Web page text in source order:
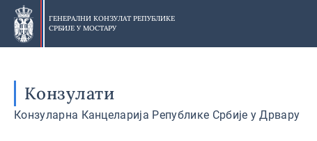
Прескочи
главни
део
ГЕНЕРАЛНИ КОНЗУЛАТ РЕПУБЛИКЕ
СРБИЈЕ У МОСТАРУ
Конзулати
Конзуларна Канцеларија Републике Србије у Дрвару